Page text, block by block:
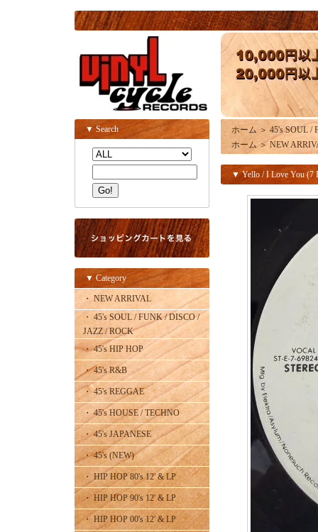
▼ Search
▼ Category
・ NEW ARRIVAL
・ 45's SOUL / FUNK / DISCO /
JAZZ / ROCK
・ 45's HIP HOP
・ 45's R&B
・ 45's REGGAE
・ 45's HOUSE / TECHNO
・ 45's JAPANESE
・ 45's (NEW)
・ HIP HOP 80's 12' & LP
・ HIP HOP 90's 12' & LP
・ HIP HOP 00's 12' & LP
ホーム ＞ 45's SOUL /
ホーム ＞ NEW
▼ Yello / I Love You (7